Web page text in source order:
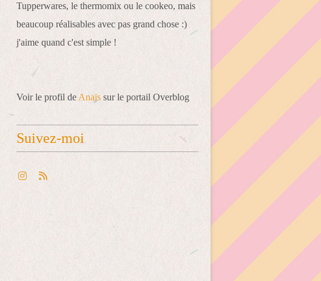
Tupperwares, le thermomix ou le cookeo, mais
beaucoup réalisables avec pas grand chose :)
j'aime quand c'est simple !
Voir le profil de Anaïs sur le portail Overblog
Suivez-moi